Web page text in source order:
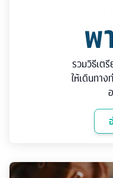
พ
รวมวิธีเต
ให้เดินทาง